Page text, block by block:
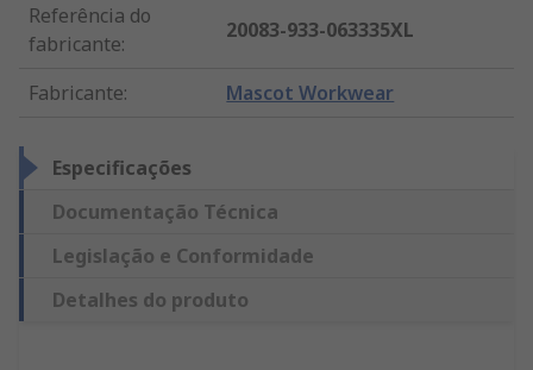
Referência do
fabricante:
20083-933-063335XL
Fabricante: Mascot Workwear
Especificações
Documentação Técnica
Legislação e Conformidade
Detalhes do produto